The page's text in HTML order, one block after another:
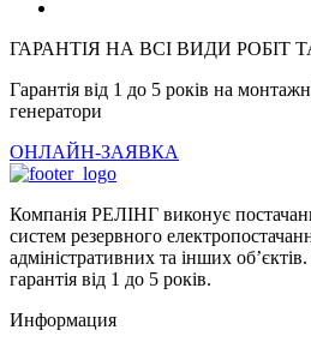
ГАРАНТІЯ НА ВСІ ВИДИ РОБІТ
Гарантія від 1 до 5 років на
генератори
ОНЛАЙН-ЗАЯВКА
Компанія РЕЛІНГ виконує
систем резервного
адміністративних та інших
гарантія від 1 до 5 років.
Информация